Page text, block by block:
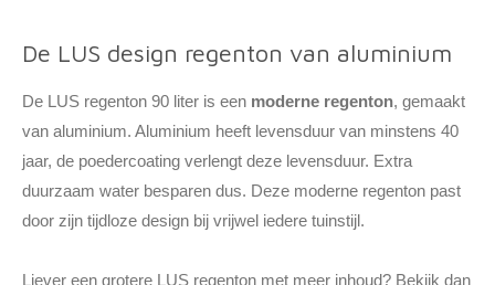
De LUS design regenton van aluminium
De LUS regenton 90 liter is een moderne regenton, gemaakt
van aluminium. Aluminium heeft levensduur van minstens 40
jaar, de poedercoating verlengt deze levensduur. Extra
duurzaam water besparen dus. Deze moderne regenton past
door zijn tijdloze design bij vrijwel iedere tuinstijl.
Liever een grotere LUS regenton met meer inhoud? Bekijk dan